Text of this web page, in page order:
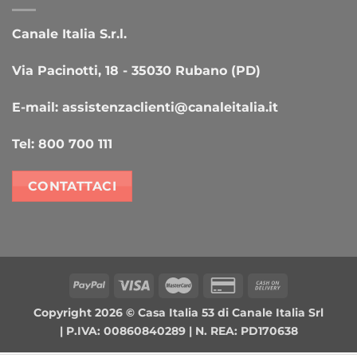
Canale Italia S.r.l.
Via Pacinotti, 18 - 35030 Rubano (PD)
E-mail: assistenzaclienti@canaleitalia.it
Tel: 800 700 111
CONTATTACI
PayPal Visa MasterCardCredit
2
Delivery
Copyright 2026 © Casa Italia 53 di Canale Italia Srl
| P.IVA: 00860840289 | N. REA: PD170638